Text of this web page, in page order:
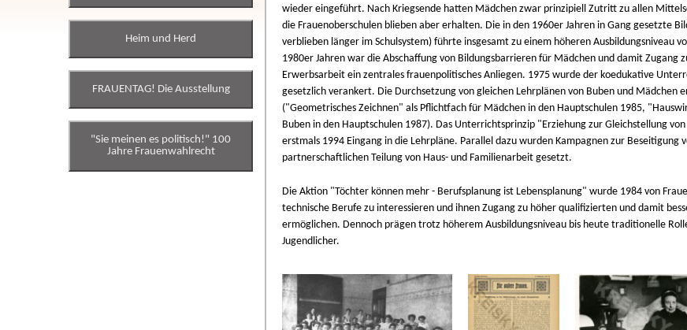
Heim und Herd
FRAUENTAG! Die Ausstellung
"Sie meinen es politisch!" 100
Jahre Frauenwahlrecht
wieder eingeführt. Nach Kriegsende hatten Mädchen zwar prinzipiell Zutritt zu allen
die Frauenoberschulen blieben aber erhalten. Die in den 1960er Jahren in Gang gesetzte
verblieben länger im Schulsystem) führte insgesamt zu einem höheren Ausbildungsniveau
1980er Jahren war die Abschaffung von Bildungsbarrieren für Mädchen und damit Zugang
Erwerbsarbeit ein zentrales frauenpolitisches Anliegen. 1975 wurde der koedukative
gesetzlich verankert. Die Durchsetzung von gleichen Lehrplänen von Buben und Mädchen
("Geometrisches Zeichnen" als Pflichtfach für Mädchen in den Hauptschulen 1985,
Buben in den Hauptschulen 1987). Das Unterrichtsprinzip "Erziehung zur Gleichstellung
erstmals 1994 Eingang in die Lehrpläne. Parallel dazu wurden Kampagnen zur Beseitigung
partnerschaftlichen Teilung von Haus- und Familienarbeit gesetzt.
Die Aktion "Töchter können mehr - Berufsplanung ist Lebensplanung" wurde 1984 von
technische Berufe zu interessieren und ihnen Zugang zu höher qualifizierten und damit
ermöglichen. Dennoch prägen trotz höherem Ausbildungsniveau bis heute traditionelle
Jugendlicher.